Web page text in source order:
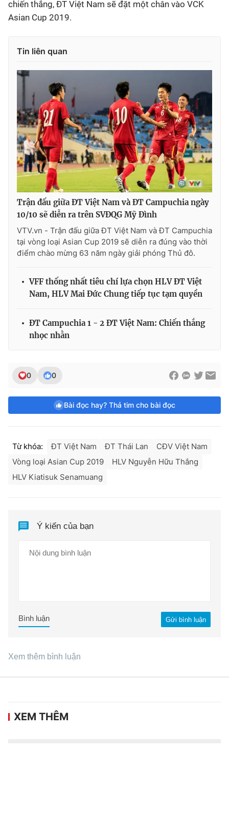
chiến thắng, ĐT Việt Nam sẽ đặt một chân vào VCK
Asian Cup 2019.
Tin liên quan
Trận đấu giữa ĐT Việt Nam và ĐT Campuchia ngày
10/10 sẽ diễn ra trên SVĐQG Mỹ Đình
VTV.vn - Trận đấu giữa ĐT Việt Nam và ĐT Campuchia
tại vòng loại Asian Cup 2019 sẽ diễn ra đúng vào thời
điểm chào mừng 63 năm ngày giải phóng Thủ đô.
VFF thống nhất tiêu chí lựa chọn HLV ĐT Việt
Nam, HLV Mai Đức Chung tiếp tục tạm quyền
ĐT Campuchia 1 - 2 ĐT Việt Nam: Chiến thắng
nhọc nhằn
0 0
Bài đọc hay? Thả tim cho bài đọc
Từ khóa: ĐT Việt Nam ĐT Thái Lan
CĐV Việt Nam
Vòng loại Asian Cup 2019
HLV Nguyễn Hữu Thắng
HLV Kiatisuk Senamuang
Ý kiến của bạn
Gửi bình luận
Bình luận
Xem thêm bình luận
XEM THÊM